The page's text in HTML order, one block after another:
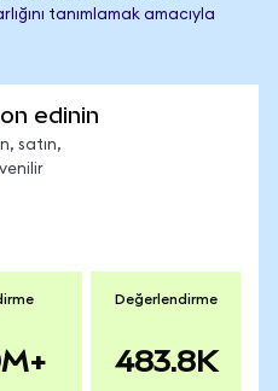
tanımlamak amacıyla
edinin
satın,
Değerlendirme
483.8K